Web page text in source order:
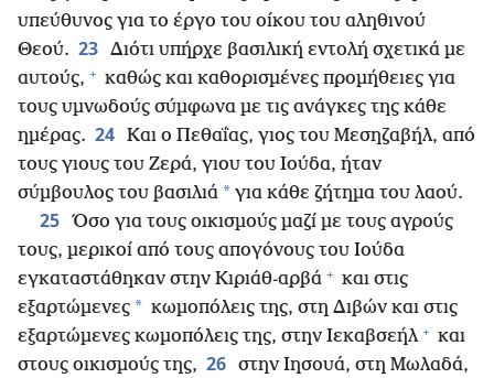
υπεύθυνος για το έργο του οίκου του αληθινού
Θεού. 23 Διότι υπήρχε βασιλική εντολή σχετικά με
αυτούς, + καθώς και καθορισμένες προμήθειες για
τους υμνωδούς σύμφωνα με τις ανάγκες της κάθε
ημέρας. 24 Και ο Πεθαΐας, γιος του Μεσηζαβήλ, από
τους γιους του Ζερά, γιου του Ιούδα, ήταν
σύμβουλος του βασιλιά * για κάθε ζήτημα του λαού.
25 Όσο για τους οικισμούς μαζί με τους αγρούς
τους, μερικοί από τους απογόνους του Ιούδα
εγκαταστάθηκαν στην Κιριάθ-αρβά + και στις
εξαρτώμενες * κωμοπόλεις της, στη Διβών και στις
εξαρτώμενες κωμοπόλεις της, στην Ιεκαβσεήλ + και
στους οικισμούς της, 26 στην Ιησουά, στη Μωλαδά,